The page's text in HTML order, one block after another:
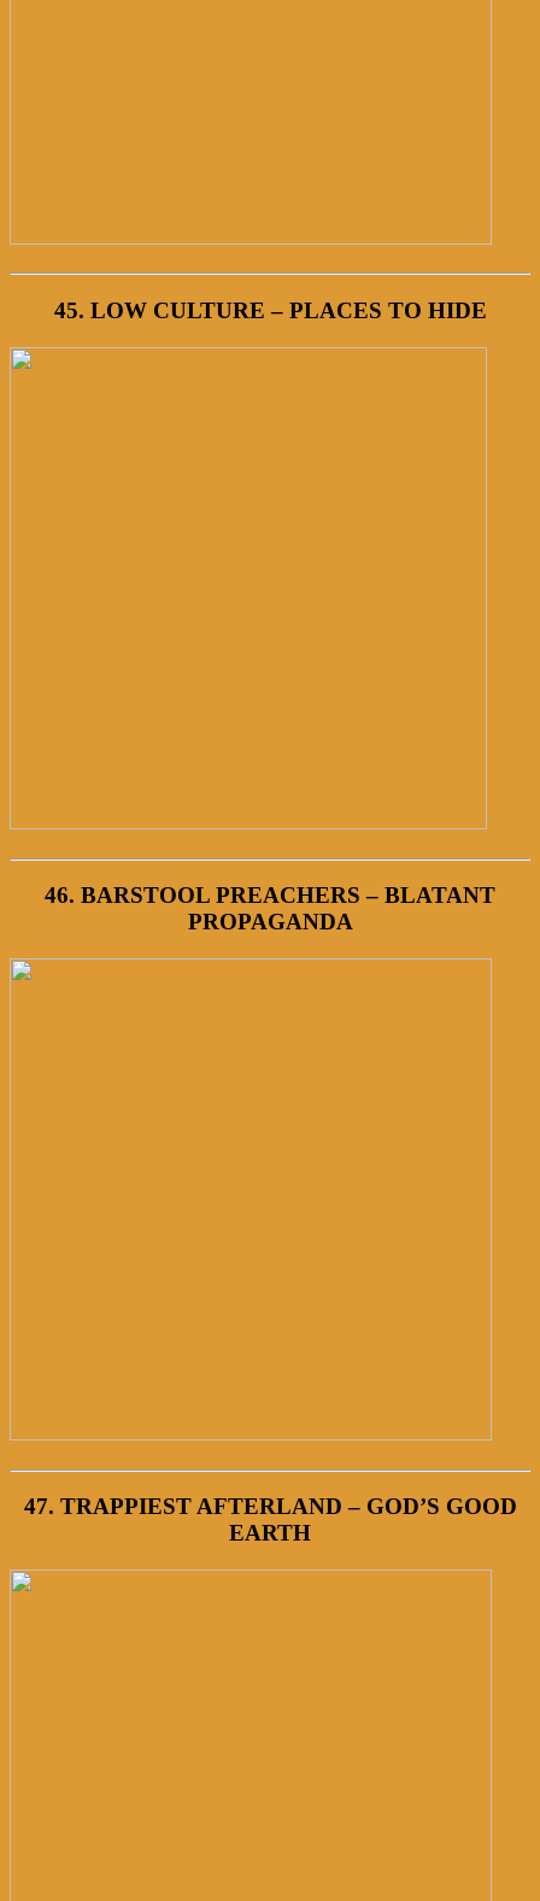
45. LOW CULTURE – PLACES TO HIDE
46. BARSTOOL PREACHERS – BLATANT
PROPAGANDA
47. TRAPPIEST AFTERLAND – GOD’S GOOD
EARTH